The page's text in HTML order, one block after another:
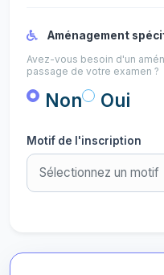
Aménagement
Avez-vous besoin d'un
passage de votre examen ?
Non Oui
Motif de l'inscription